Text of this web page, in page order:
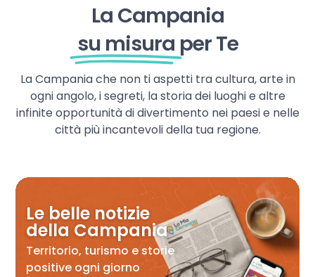
La Campania
su misura per Te
La Campania che non ti aspetti tra cultura, arte in
ogni angolo, i segreti, la storia dei luoghi e altre
infinite opportunità di divertimento nei paesi e nelle
città più incantevoli della tua regione.
Le belle notizie
della Campania
Territorio, turismo e storie
positive ogni giorno